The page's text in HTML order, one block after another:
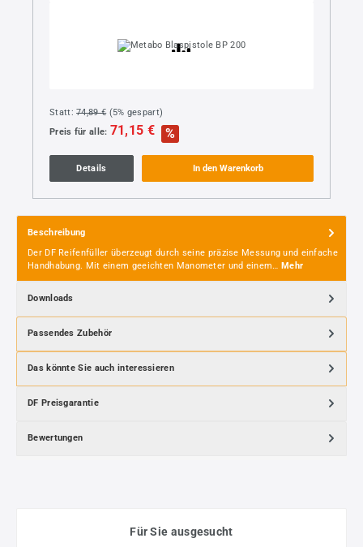
Statt:74,89 €(5% gespart)
Preis für alle: 71,15 € %
Details In den Warenkorb
Beschreibung
Der DF Reifenfüller überzeugt durch seine präzise Messung und einfache
Handhabung. Mit einem geeichten Manometer und einem… Mehr
Downloads
Passendes Zubehör
Das könnte Sie auch interessieren
DF Preisgarantie
Bewertungen
Für Sie ausgesucht